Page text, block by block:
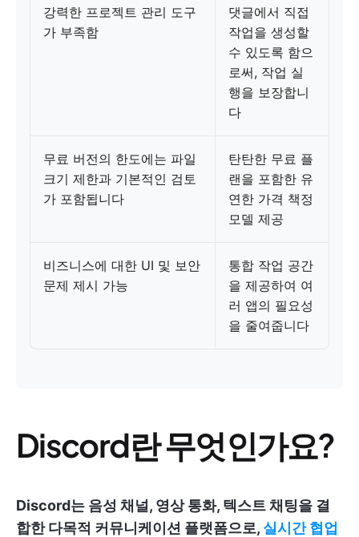
강력한 프로젝트 관리 도구
가 부족함
댓글에서 직접
작업을 생성할
수 있도록 함으
로써, 작업 실
행을 보장합니
다
무료 버전의 한도에는 파일
크기 제한과 기본적인 검토
가 포함됩니다
탄탄한 무료 플
랜을 포함한 유
연한 가격 책정
모델 제공
비즈니스에 대한 UI 및 보안
문제 제시 가능
통합 작업 공간
을 제공하여 여
러 앱의 필요성
을 줄여줍니다
Discord란 무엇인가요?
Discord는 음성 채널, 영상 통화, 텍스트 채팅을 결
합한 다목적 커뮤니케이션 플랫폼으로, 실시간 협업